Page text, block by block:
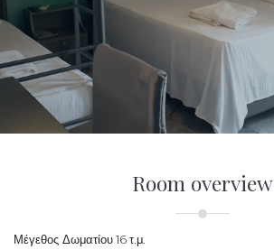
Room overview
Μέγεθος Δωματίου16 τ.μ.